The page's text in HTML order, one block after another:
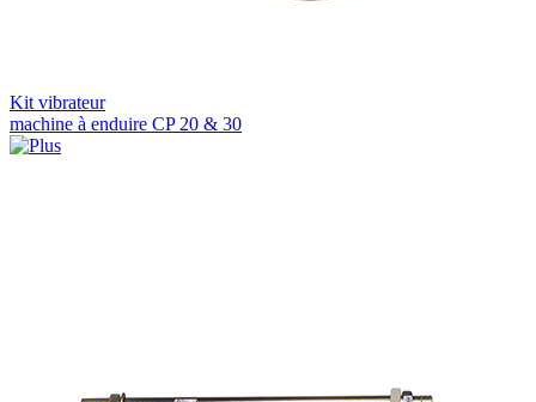
Kit vibrateur
machine à enduire CP 20 & 30